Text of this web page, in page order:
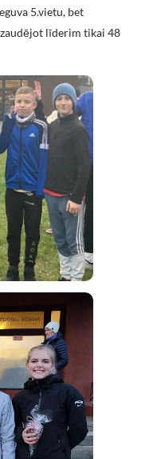
5.vietu, bet
zaudējot līderim tikai 48